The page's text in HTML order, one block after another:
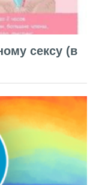
сексу (в